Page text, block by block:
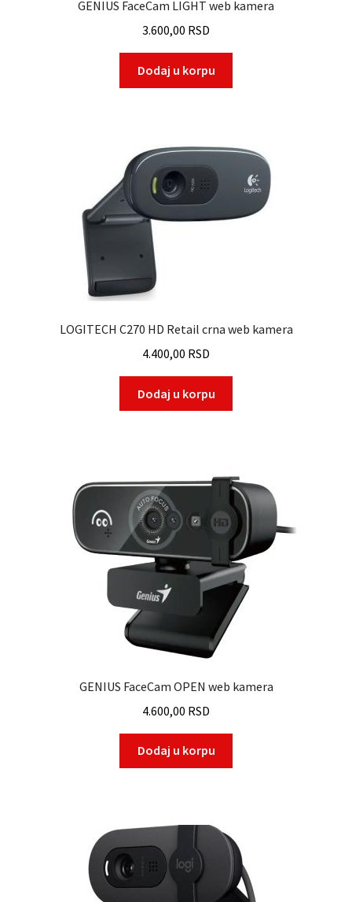
GENIUS FaceCam LIGHT web kamera
3.600,00 RSD
Dodaj u korpu
LOGITECH C270 HD Retail crna web kamera
4.400,00 RSD
Dodaj u korpu
GENIUS FaceCam OPEN web kamera
4.600,00 RSD
Dodaj u korpu